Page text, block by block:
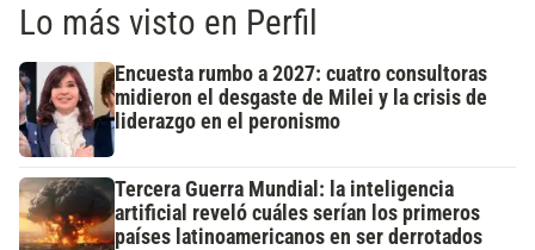
Lo más visto en Perfil
Encuesta rumbo a 2027: cuatro consultoras
midieron el desgaste de Milei y la crisis de
liderazgo en el peronismo
Tercera Guerra Mundial: la inteligencia
artificial reveló cuáles serían los primeros
países latinoamericanos en ser derrotados